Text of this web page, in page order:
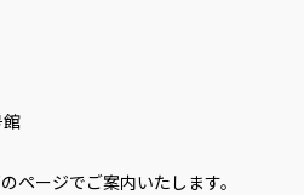
ページでご案内いたします。